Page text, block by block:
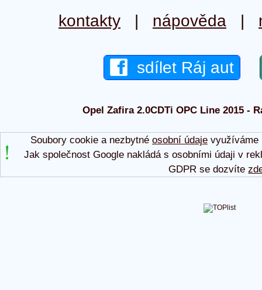
kontakty | nápověda |
sdílet Ráj aut
Opel Zafira 2.0CDTi OPC Line 2015 -
Soubory cookie a nezbytné osobní údajevyužíváme
Jak společnost Google nakládá s osobními údaji v
GDPR se dozvíte